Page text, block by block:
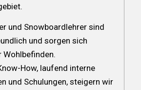
und Snowboardlehrer sind
und sorgen sich
Wohlbefinden.
How, laufend interne
und Schulungen, steigern wir